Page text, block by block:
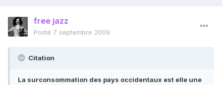
free jazz
Posté 7 septembre 2009
Citation
La surconsommation des pays occidentaux est elle une